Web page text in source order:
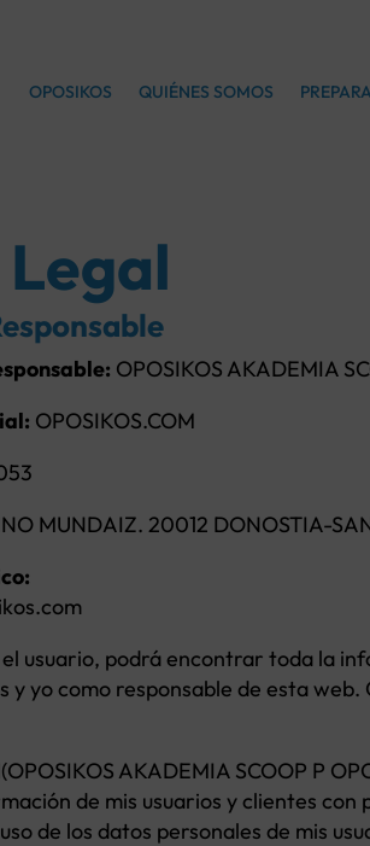
OPOSIKOS QUIÉNES SOMOS
OPOSIKOS AKADEMIA
OPOSIKOS.COM
MUNDAIZ. 20012 DONOSTIA-
usuario, podrá encontrar toda la
y yo como responsable de esta
AKADEMIA SCOOP P
de mis usuarios y clientes
de los datos personales de mis